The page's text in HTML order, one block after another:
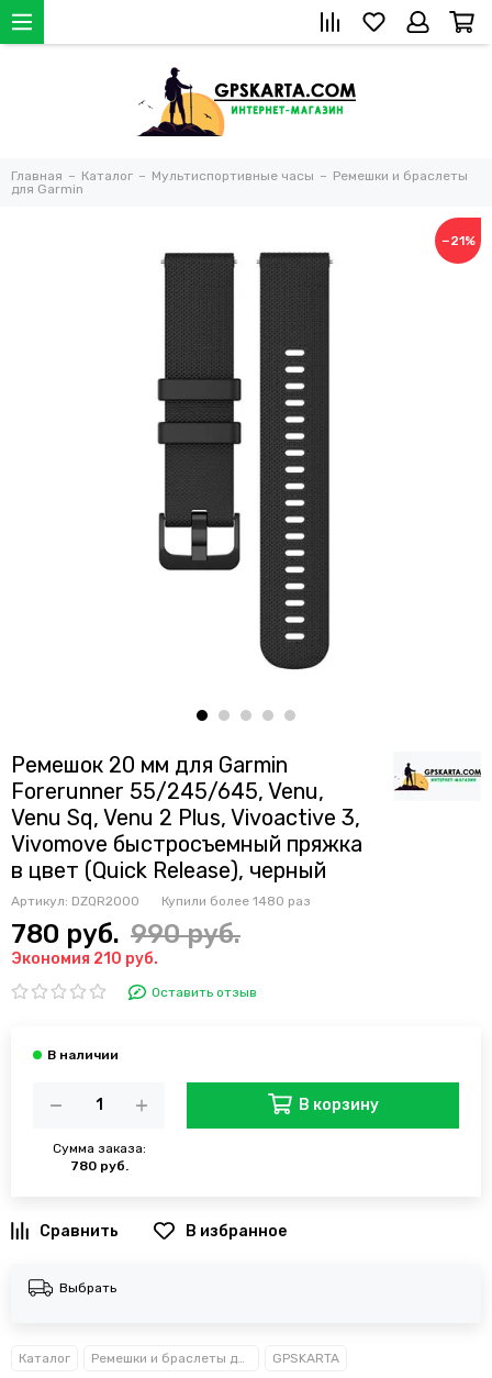
Главная Каталог Мультиспортивные часы
Ремешки и браслеты
для Garmin
−21%
Ремешок 20 мм для Garmin
Forerunner 55/245/645, Venu,
Venu Sq, Venu 2 Plus, Vivoactive 3,
Vivomove быстросъемный пряжка
в цвет (Quick Release), черный
Артикул: DZQR2000 Купили более 1480 раз
780 руб. 990 руб.
Экономия 210 руб.
Оставить отзыв
Сумма заказа:
780 руб.
В корзину
В избранное
Выбрать
Каталог Ремешки и браслеты для Garmin GPSKARTA